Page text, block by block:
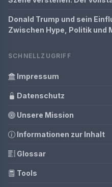
Donald Trump und sein
Zwischen Hype, Politik und
SCHNELLZUGRIFF
Impressum
Datenschutz
Unsere Mission
Informationen zur Inhalt
Glossar
Tools